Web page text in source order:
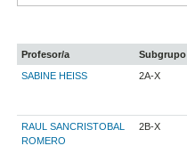
Profesor/a Subgrupo
SABINE HEISS
2A-X
RAUL SANCRISTOBAL
ROMERO
2B-X